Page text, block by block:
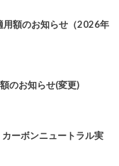
用額のお知らせ（2026年
のお知らせ(変更)
ーボンニュートラル実